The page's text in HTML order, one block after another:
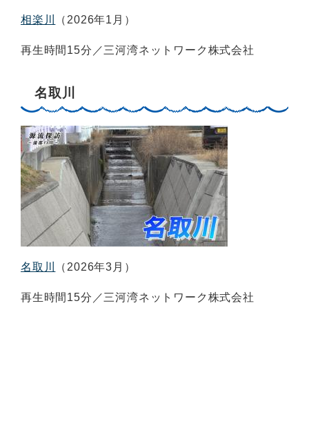
相楽川 （2026年1月）
再生時間15分／三河湾ネットワーク株式会社
名取川
名取川 （2026年3月）
再生時間15分／三河湾ネットワーク株式会社